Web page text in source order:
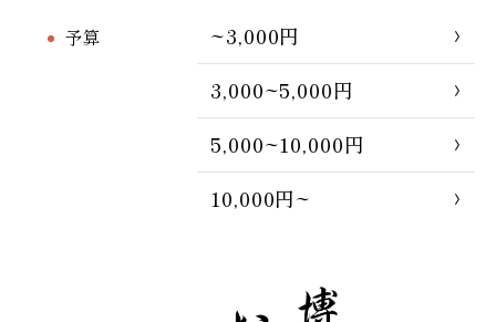
予算
~3,000円
3,000~5,000円
5,000~10,000円
10,000円~